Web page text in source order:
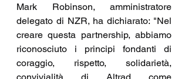
Mark Robinson, amministratore
delegato di NZR, ha dichiarato: "Nel
creare questa partnership, abbiamo
riconosciuto i principi fondanti di
coraggio, rispetto, solidarietà,
convivialità di Altrad come